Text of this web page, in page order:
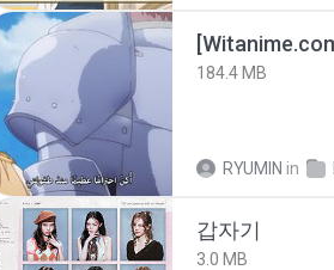
184.4 MB
RYUMIN in
갑자기
3.0 MB